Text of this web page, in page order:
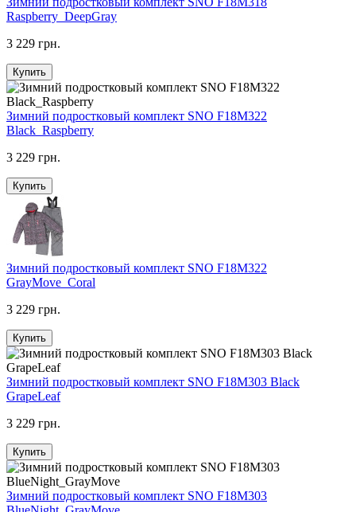
Raspberry_DeepGray
3 229 грн.
Купить
Зимний подростковый комплект SNO F18M322
Black_Raspberry
3 229 грн.
Купить
Зимний подростковый комплект SNO F18M322
GrayMove_Coral
3 229 грн.
Купить
Зимний подростковый комплект SNO F18M303 Black
GrapeLeaf
3 229 грн.
Купить
Зимний подростковый комплект SNO F18M303